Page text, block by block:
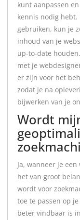
kunt aanpassen
kennis nodig hebt.
gebruiken, kun je
inhoud van je
up-to-date
met je
er zijn voor het
zodat je na
bijwerken van je
Wordt
Ja, wanneer je
het van groot
wordt voor
toe te passen op
beter vindbaar is